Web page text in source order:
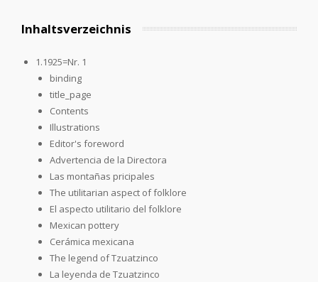
Inhaltsverzeichnis
1.1925=Nr. 1
binding
title_page
Contents
Illustrations
Editor's foreword
Advertencia de la Directora
Las montañas pricipales
The utilitarian aspect of folklore
El aspecto utilitario del folklore
Mexican pottery
Cerámica mexicana
The legend of Tzuatzinco
La leyenda de Tzuatzinco